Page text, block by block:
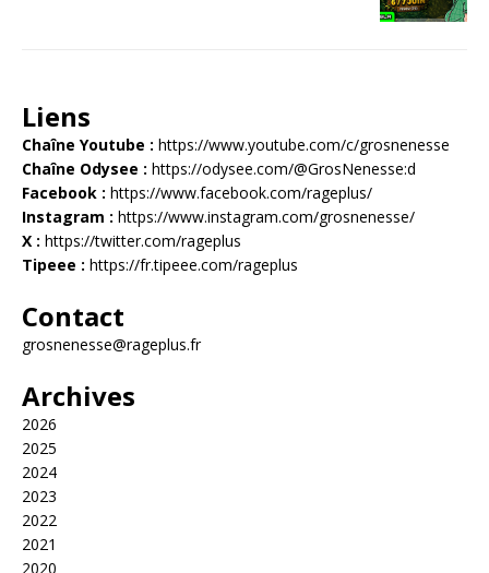
Liens
Chaîne Youtube : https://www.youtube.com/c/grosnenesse
Chaîne Odysee : https://odysee.com/@GrosNenesse:d
Facebook : https://www.facebook.com/rageplus/
Instagram : https://www.instagram.com/grosnenesse/
X : https://twitter.com/rageplus
Tipeee : https://fr.tipeee.com/rageplus
Contact
grosnenesse@rageplus.fr
Archives
2026
2025
2024
2023
2022
2021
2020